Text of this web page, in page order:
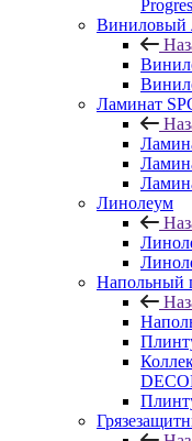
Виниловый
Ламинат
Линолеум
Напольный